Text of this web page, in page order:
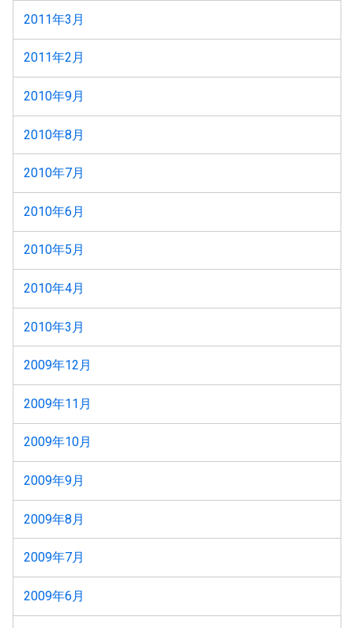
2011年3月
2011年2月
2010年9月
2010年8月
2010年7月
2010年6月
2010年5月
2010年4月
2010年3月
2009年12月
2009年11月
2009年10月
2009年9月
2009年8月
2009年7月
2009年6月